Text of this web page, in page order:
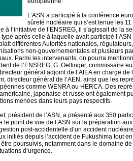
L’ASN a participé à la conférence
sûreté nucléaire qui s’est tenue les
à l’initiative de l’ENSREG, il s’agissait de la
après celle à laquelle avait participé
différentes Autorités nationales,
non-gouvernementales et plusieurs
Parmi les intervenants, on pourra
de l’ENSREG, G. Oettinger, commissaire
général adjoint de l’AIEA en charge
directeur général de l’AEN, ainsi que les
comme WENRA ou HERCA. Des
japonaise et russe ont également
menées dans leurs pays respectifs.
président de l’ASN, a présenté aux 350
le point de vue de l’ASN sur la préparation
post-accidentelle d’un accident
initiés depuis l’accident de Fukushima tout
poursuivis, notamment dans le domaine
d’urgence.